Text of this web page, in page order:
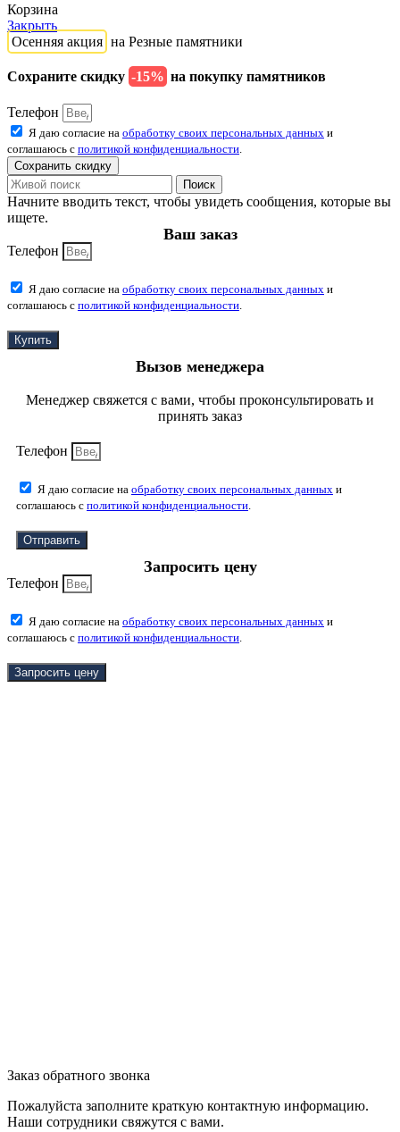
Корзина
Закрыть
Осенняя акция на Резные памятники
Сохраните скидку -15% на покупку памятников
Телефон
Я даю согласие на обработку своих персональных данных и
соглашаюсь с политикой конфиденциальности.
Сохранить скидку
Поиск
Начните вводить текст, чтобы увидеть сообщения, которые вы
ищете.
Ваш заказ
Телефон
Я даю согласие на обработку своих персональных данных и
соглашаюсь с политикой конфиденциальности.
Купить
Вызов менеджера
Менеджер свяжется с вами, чтобы проконсультировать и
принять заказ
Телефон
Я даю согласие на обработку своих персональных данных и
соглашаюсь с политикой конфиденциальности.
Отправить
Запросить цену
Телефон
Я даю согласие на обработку своих персональных данных и
соглашаюсь с политикой конфиденциальности.
Запросить цену
Заказ обратного звонка
Пожалуйста заполните краткую контактную информацию.
Наши сотрудники свяжутся с вами.